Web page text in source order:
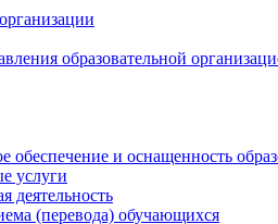
образовательной
обеспечение и оснащенность
услуги
деятельность
(перевода) обучающихся